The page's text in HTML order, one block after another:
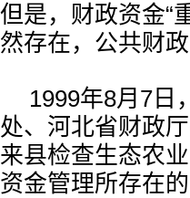
但是，财政资金“
然存在，公共财
1999年8月7日
处、河北省财政
来县检查生态农
资金管理所存在